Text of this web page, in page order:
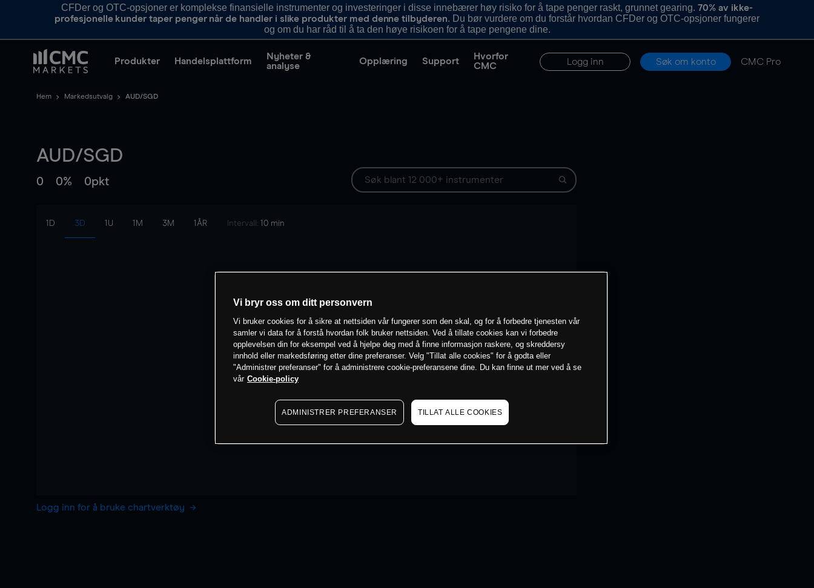
CFDer og OTC-opsjoner er komplekse finansielle instrumenter og investeringer i disse innebærer høy risiko for å tape penger raskt, grunnet gearing.70% av ikke-
profesjonelle kunder taper penger når de handler i slike produkter med denne tilbyderen. Du bør vurdere om du forstår hvordan CFDer og OTC-opsjoner fungerer
og om du har råd til å ta den høye risikoen for å tape pengene dine.
Produkter Handelsplattform
Nyheter &
analyse
Opplæring Support
Hvorfor
CMC
Logg inn Søk om konto CMC Pro
Hem Markedsutvalg AUD/SGD
AUD/SGD
0 0% 0pkt
1D 3D 1U 1M 3M 1ÅR Intervall: 10 min
Logg inn for å bruke chartverktøy
Vi bryr oss om ditt personvern
Vi bruker cookies for å sikre at nettsiden vår fungerer som den skal, og for å forbedre tjenesten vår
samler vi data for å forstå hvordan folk bruker nettsiden. Ved å tillate cookies kan vi forbedre
opplevelsen din for eksempel ved å hjelpe deg med å finne informasjon raskere, og skreddersy
innhold eller markedsføring etter dine preferanser. Velg "Tillat alle cookies" for å godta eller
"Administrer preferanser" for å administrere cookie-preferansene dine. Du kan finne ut mer ved å se
vår Cookie-policy
ADMINISTRER PREFERANSER TILLAT ALLE COOKIES